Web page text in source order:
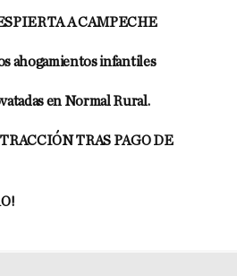
A CAMPECHE
ahogamientos infantiles
en Normal Rural.
TRAS PAGO DE